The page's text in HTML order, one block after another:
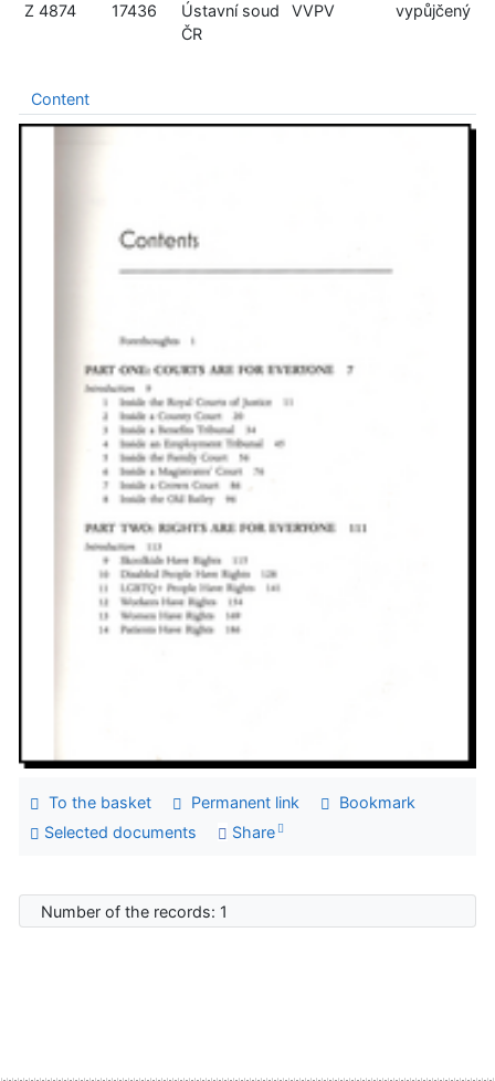
Z 4874 17436
Ústavní soud
ČR
VVPV vypůjčený
Content
To the basket Permanent link
Bookmark
Selected documents
Share
Number of the records: 1